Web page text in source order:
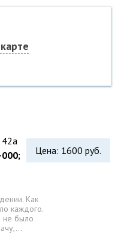
Цена: 1600 руб.
42а
Как
каждого.
не было